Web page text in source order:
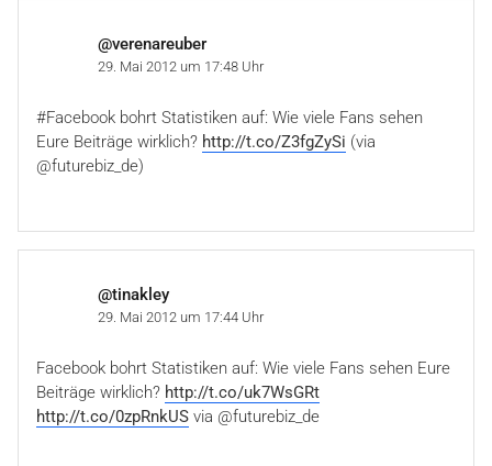
@verenareuber
29. Mai 2012 um 17:48 Uhr
#Facebook bohrt Statistiken auf: Wie viele Fans sehen
Eure Beiträge wirklich? http://t.co/Z3fgZySi (via
@futurebiz_de)
@tinakley
29. Mai 2012 um 17:44 Uhr
Facebook bohrt Statistiken auf: Wie viele Fans sehen Eure
Beiträge wirklich? http://t.co/uk7WsGRt
http://t.co/0zpRnkUS via @futurebiz_de